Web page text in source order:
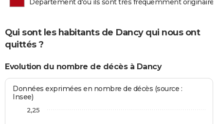
Département d'où ils sont très fréquemment originaires
Qui sont les habitants de Dancy qui nous ont
quittés ?
Evolution du nombre de décès à Dancy
Données exprimées en nombre de décès (source :
Insee)
2,25